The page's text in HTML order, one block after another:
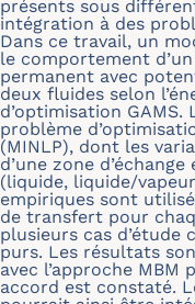
présents sous
intégration à des
Dans ce travail, un
le comportement
permanent avec
deux fluides selon
d’optimisation
problème
(MINLP), dont les
d’une zone
(liquide, liquide/
empiriques sont
de transfert pour
plusieurs cas
purs. Les résultats
avec l’approche MBM
accord est constaté.